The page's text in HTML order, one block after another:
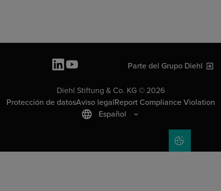
Parte del Grupo Diehl
Diehl Stiftung & Co. KG © 2026
Protección de datosAviso legalReport Compliance Violation
Español
COOKIE